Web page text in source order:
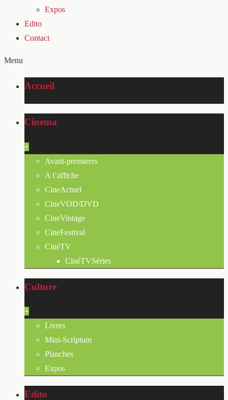
Expos
Edito
Contact
Menu
Accueil
Cinema
+
Avant-premieres
A l’affiche
CineActuel
CineVOD/DVD
CineVintage
CineFestival
CinéTV
CinéTVSéries
Culture
+
Livres
Mini-Scriptum
Planches
Expos
Edito